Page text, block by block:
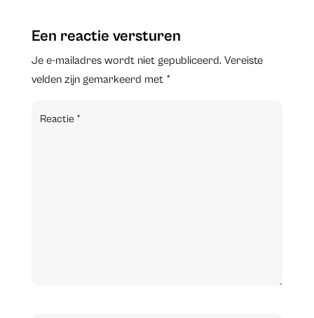
Een reactie versturen
Je e-mailadres wordt niet gepubliceerd. Vereiste
velden zijn gemarkeerd met *